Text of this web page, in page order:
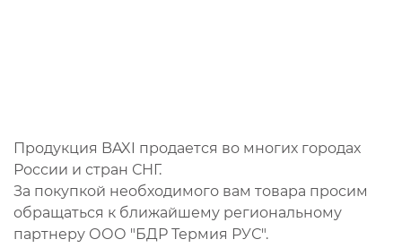
Продукция BAXI продается во многих городах
России и стран СНГ.
За покупкой необходимого вам товара просим
обращаться к ближайшему региональному
партнеру ООО "БДР Термия РУС".